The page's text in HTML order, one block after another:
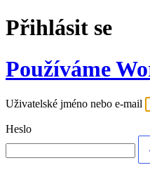
Přihlásit se
Používáme
Uživatelské jméno nebo e-mail
Heslo